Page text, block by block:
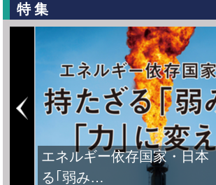
特集
エネルギー依存国家・日
る｢弱み…